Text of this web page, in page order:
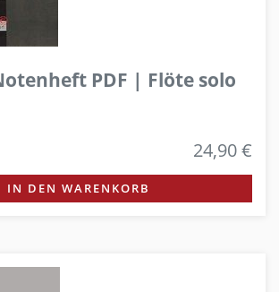
PDF | Flöte solo
24,90 €
IN DEN WARENKORB